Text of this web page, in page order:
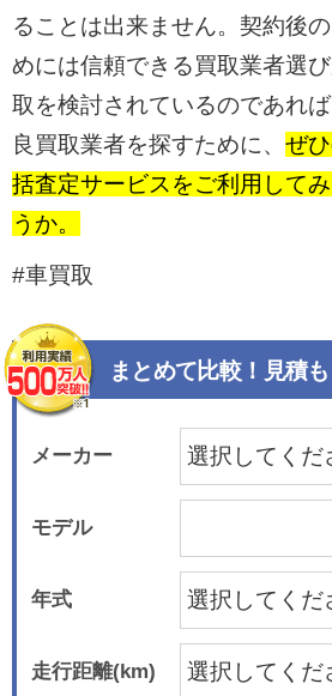
ることは出来ません。契約後
めには信頼できる買取業者選
取を検討されているのであれ
良買取業者を探すために、 ぜ
括査定サービスをご利用して
うか。
#車買取
まとめて比較！見積
メーカー
モデル
年式
走行距離(km)